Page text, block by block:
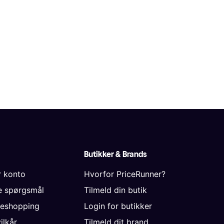
konto
spørgsmål
Butikker & Brands
Hvorfor PriceRunner?
Tilmeld din butik
Login for butikker
Tilmeld dit brand